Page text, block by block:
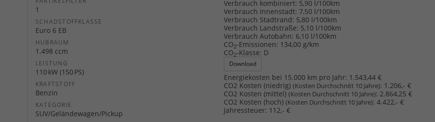
1
SCHADSTOFFKLASSE
Euro 6 EB
HUBRAUM
1.498 ccm
LEISTUNG
110 kW (150 PS)
KRAFTSTOFF
Benzin
KATEGORIE
SUV/Geländewagen/Pickup
Verbrauch kombiniert: 5,90 l/100km
Verbrauch Innenstadt: 7,50 l/100km
Verbrauch Stadtrand: 5,80 l/100km
Verbrauch Landstraße: 5,10 l/100km
Verbrauch Autobahn: 6,10 l/100km
CO2-Emissionen: 134,00 g/km
CO2-Klasse: D
Download
Energiekosten bei 15.000 km pro Jahr: 1.543,44 €
CO2 Kosten (niedrig) (Kosten Durchschnitt 10 Jahre): 1.206,- €
CO2 Kosten (mittel) (Kosten Durchschnitt 10 Jahre): 2.864,25 €
CO2 Kosten (hoch) (Kosten Durchschnitt 10 Jahre): 4.422,- €
Jahressteuer: 112,- €